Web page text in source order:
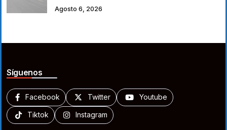
Agosto 6, 2026
Síguenos
Facebook Twitter Youtube
Tiktok Instagram